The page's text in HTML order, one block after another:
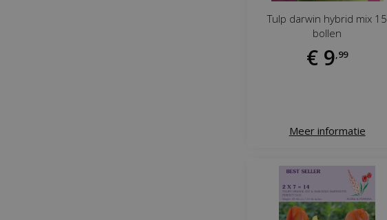
Tulp darwin hybrid mix 15
bollen
€ 9 99
Meer informatie